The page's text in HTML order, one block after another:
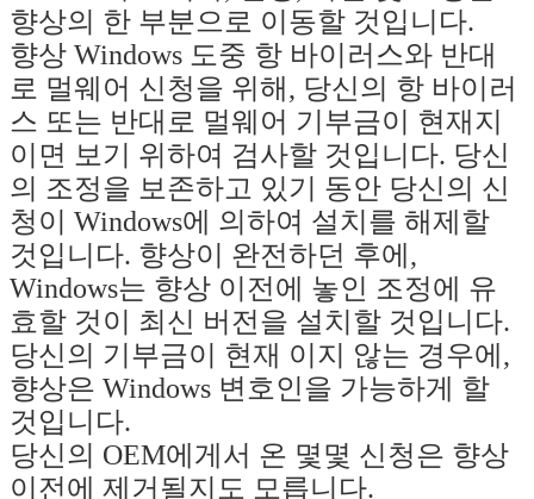
향상의 한 부분으로 이동할 것입니다.
향상 Windows 도중 항 바이러스와 반대
로 멀웨어 신청을 위해, 당신의 항 바이러
스 또는 반대로 멀웨어 기부금이 현재지
이면 보기 위하여 검사할 것입니다. 당신
의 조정을 보존하고 있기 동안 당신의 신
청이 Windows에 의하여 설치를 해제할
것입니다. 향상이 완전하던 후에,
Windows는 향상 이전에 놓인 조정에 유
효할 것이 최신 버전을 설치할 것입니다.
당신의 기부금이 현재 이지 않는 경우에,
향상은 Windows 변호인을 가능하게 할
것입니다.
당신의 OEM에게서 온 몇몇 신청은 향상
이전에 제거될지도 모릅니다.